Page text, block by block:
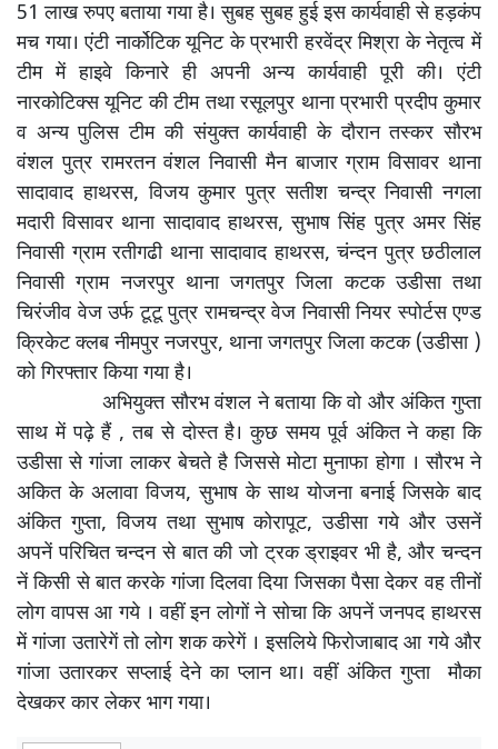
51 लाख रुपए बताया गया है। सुबह सुबह हुई इस कार्यवाही से हड़कंप
मच गया। एंटी नार्कोटिक यूनिट के प्रभारी हरवेंद्र मिश्रा के नेतृत्व में
टीम में हाइवे किनारे ही अपनी अन्य कार्यवाही पूरी की। एंटी
नारकोटिक्स यूनिट की टीम तथा रसूलपुर थाना प्रभारी प्रदीप कुमार
व अन्य पुलिस टीम की संयुक्त कार्यवाही के दौरान तस्कर सौरभ
वंशल पुत्र रामरतन वंशल निवासी मैन बाजार ग्राम विसावर थाना
सादावाद हाथरस, विजय कुमार पुत्र सतीश चन्द्र निवासी नगला
मदारी विसावर थाना सादावाद हाथरस, सुभाष सिंह पुत्र अमर सिंह
निवासी ग्राम रतीगढी थाना सादावाद हाथरस, चंन्दन पुत्र छठीलाल
निवासी ग्राम नजरपुर थाना जगतपुर जिला कटक उडीसा तथा
चिरंजीव वेज उर्फ टूटू पुत्र रामचन्द्र वेज निवासी नियर स्पोर्टस एण्ड
क्रिकेट क्लब नीमपुर नजरपुर, थाना जगतपुर जिला कटक (उडीसा )
को गिरफ्तार किया गया है।
अभियुक्त सौरभ वंशल ने बताया कि वो और अंकित गुप्ता
साथ में पढ़े हैं , तब से दोस्त है। कुछ समय पूर्व अंकित ने कहा कि
उडीसा से गांजा लाकर बेचते है जिससे मोटा मुनाफा होगा । सौरभ ने
अकित के अलावा विजय, सुभाष के साथ योजना बनाई जिसके बाद
अंकित गुप्ता, विजय तथा सुभाष कोरापूट, उडीसा गये और उसनें
अपनें परिचित चन्दन से बात की जो ट्रक ड्राइवर भी है, और चन्दन
नें किसी से बात करके गांजा दिलवा दिया जिसका पैसा देकर वह तीनों
लोग वापस आ गये । वहीं इन लोगों ने सोचा कि अपनें जनपद हाथरस
में गांजा उतारेगें तो लोग शक करेगें । इसलिये फिरोजाबाद आ गये और
गांजा उतारकर सप्लाई देने का प्लान था। वहीं अंकित गुप्ता मौका
देखकर कार लेकर भाग गया।